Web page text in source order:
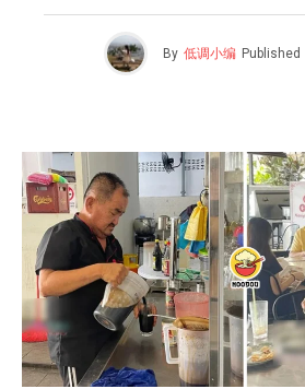
By 低调小编 Published